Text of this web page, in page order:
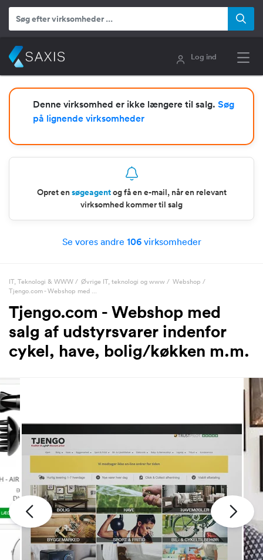
Log ind
Denne virksomhed er ikke længere til salg. Søg
på lignende virksomheder
Opret en søgeagentog få en e-mail, når en relevant
virksomhed kommer til salg
Se vores andre 106virksomheder
IT, Teknologi & WWW/ Øvrige IT, teknologi og www/ Webshop /
Tjengo.com - Webshop med ...
Tjengo.com - Webshop med
salg af udstyrsvarer indenfor
cykel, have, bolig/køkken m.m.